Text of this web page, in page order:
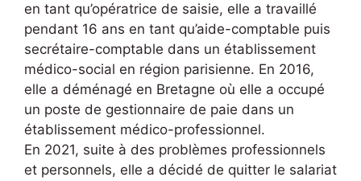
en tant qu’opératrice de saisie, elle a travaillé
pendant 16 ans en tant qu’aide-comptable puis
secrétaire-comptable dans un établissement
médico-social en région parisienne. En 2016,
elle a déménagé en Bretagne où elle a occupé
un poste de gestionnaire de paie dans un
établissement médico-professionnel.
En 2021, suite à des problèmes professionnels
et personnels, elle a décidé de quitter le salariat